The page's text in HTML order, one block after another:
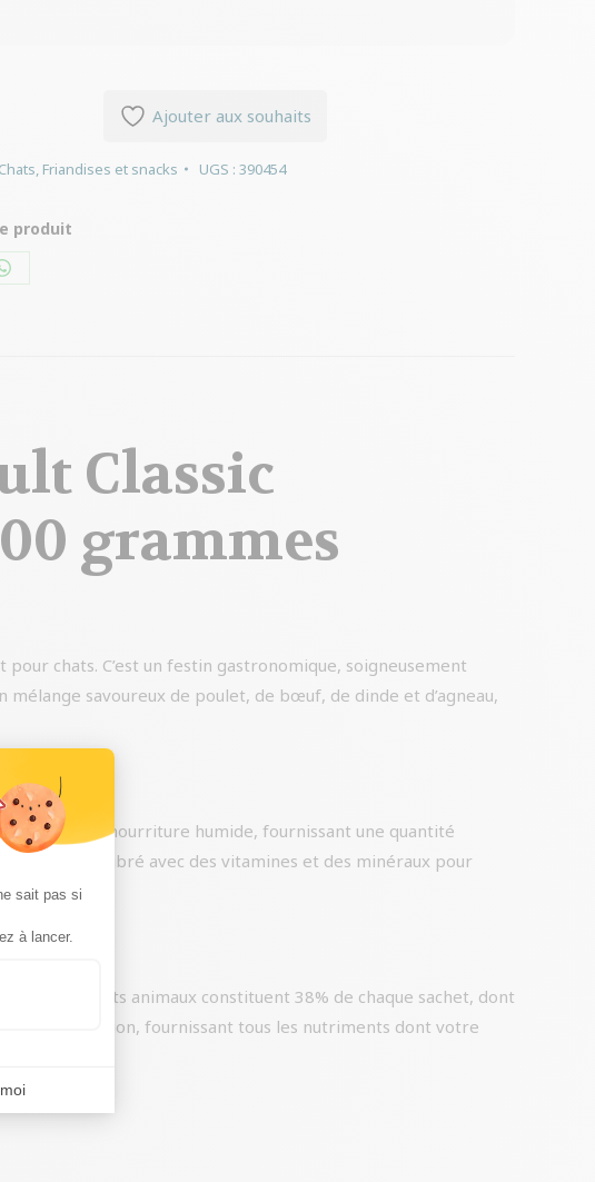
Ajouter aux souhaits
Chats, Friandises et snacks UGS : 390454
produit
Partager
Classic
grammes
pour chats. C’est un festin gastronomique, soigneusement
savoureux de poulet, de bœuf, de dinde et d’agneau,
est une nourriture humide, fournissant une quantité
équilibré avec des vitamines et des minéraux pour
sous-produits animaux constituent 38% de chaque sachet, dont
la composition, fournissant tous les nutriments dont votre